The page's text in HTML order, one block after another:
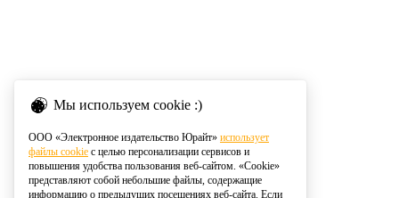
Мы используем cookie :)
ООО «Электронное издательство Юрайт» использует
файлы cookie с целью персонализации сервисов и
повышения удобства пользования веб-сайтом. «Cookie»
представляют собой небольшие файлы, содержащие
информацию о предыдущих посещениях веб-сайта. Если